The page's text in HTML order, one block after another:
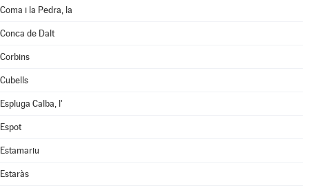
Coma i la Pedra, la
Conca de Dalt
Corbins
Cubells
Espluga Calba, l'
Espot
Estamariu
Estaràs